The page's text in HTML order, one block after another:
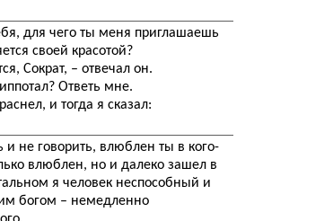
для чего ты меня приглашаешь
своей красотой?
Сократ, – отвечал он.
Ответь мне.
и тогда я сказал:
не говорить, влюблен ты в кого-
влюблен, но и далеко зашел в
я человек неспособный и
богом – немедленно